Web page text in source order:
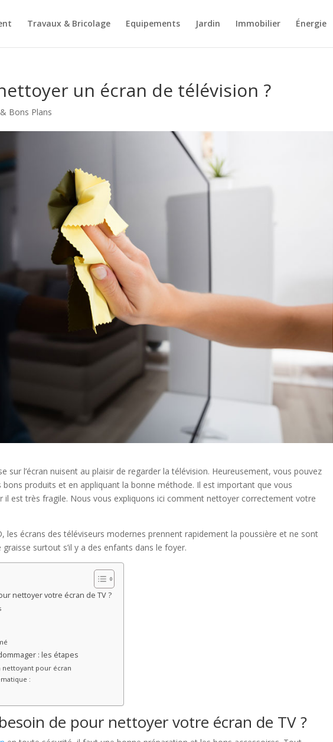
Travaux & Bricolage Equipements Jardin Immobilier Énergie
un écran de télévision ?
Bons Plans
sur l’écran nuisent au plaisir de regarder la télévision. Heureusement, vous pouvez
produits et en appliquant la bonne méthode. Il est important que vous
il est très fragile. Nous vous expliquons ici comment nettoyer correctement votre
les écrans des téléviseurs modernes prennent rapidement la poussière et ne sont
surtout s’il y a des enfants dans le foyer.
nettoyer votre écran de TV ?
: les étapes
nettoyant pour écran
:
de pour nettoyer votre écran de TV ?